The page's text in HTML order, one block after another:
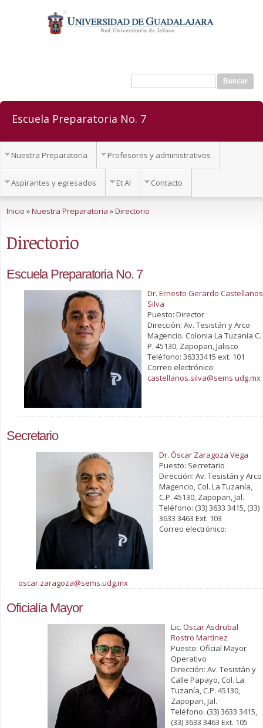
contenido
principal
Formulario de búsqueda
Buscar
Escuela Preparatoria No. 7
Nuestra Preparatoria Profesores y administrativos
Aspirantes y egresados Et Al Contacto
Inicio »Nuestra Preparatoria »Directorio
Directorio
Escuela Preparatoria No. 7
Dr. Ernesto Gerardo Castellanos
Silva
Puesto: Director
Dirección: Av. Tesistán y Arco
Magencio. Colonia La Tuzanía C.
P. 45130, Zapopan, Jalisco
Teléfono: 36333415 ext. 101
Correo electrónico:
castellanos.silva@sems.udg.mx
Secretario
Dr. Óscar Zaragoza Vega
Puesto: Secretario
Dirección: Av. Tesistán y Arco
Magencio, Col. La Tuzanía,
C.P. 45130, Zapopan, Jal.
Teléfono: (33) 3633 3415, (33)
3633 3463 Ext. 103
Correo electrónico:
oscar.zaragoza@sems.udg.mx
Oficialía Mayor
Lic. Oscar Asdrubal
Rostro Martínez
Puesto: Oficial Mayor
Operativo
Dirección: Av. Tesistán y
Calle Papayo, Col. La
Tuzanía, C.P. 45130,
Zapopan, Jal.
Teléfono: (33) 3633 3415,
(33) 3633 3463 Ext. 105